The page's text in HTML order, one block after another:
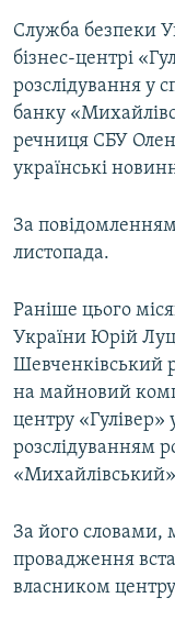
РУС
УКР
КТАТ
ДОЛУЧАЙСЯ!
Усі сайти RFE/
Служба безпеки
бізнес-центрі
розслідування у
банку
речниця СБУ
українські
За
листопада.
Раніше цього
України Юрій
Шевченківський
на майновий
центру «Гулівер»
розслідуванням
За його словами,
провадження
власником центру